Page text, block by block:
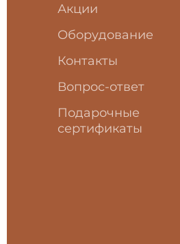
Акции
Оборудование
Контакты
Вопрос-ответ
Подарочные
сертификаты